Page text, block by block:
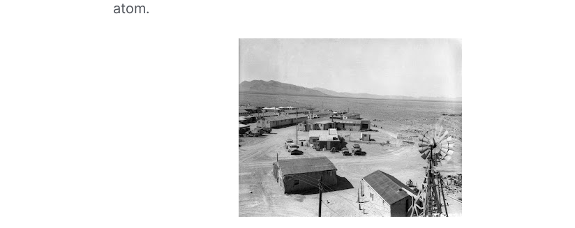
atom.